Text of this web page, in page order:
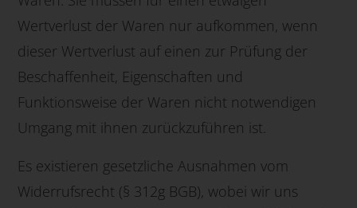
Wertverlust der Waren nur aufkommen, wenn
dieser Wertverlust auf einen zur Prüfung der
Beschaffenheit, Eigenschaften und
Funktionsweise der Waren nicht notwendigen
Umgang mit ihnen zurückzuführen ist.
Es existieren gesetzliche Ausnahmen vom
Widerrufsrecht (§ 312g BGB), wobei wir uns